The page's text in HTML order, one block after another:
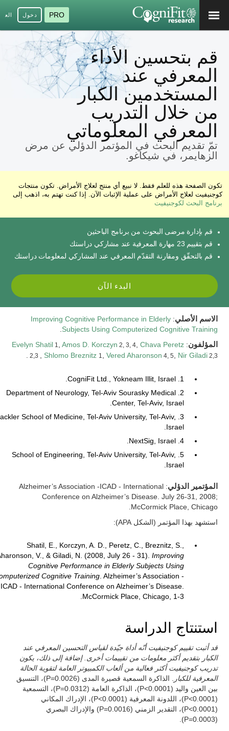
PRO دخول
قم بتحسين الأداء
المعرفي عند
المستخدمين الكبار
من خلال التدريب
المعرفي المعلوماتي
تمّ تقديم البحث في المؤتمر الدؤلي عن مرض
الزهايمر، في شيكاغو.
تكون الصفحة هذه للعلم فقط. لا نبيع أي منتج لعلاج الأمراض. تكون منتجات
كوجنيفيت لعلاج الأمراض على عملية الإثبات الآن. إذا كنت تهتم به، اذهب إلى
برنامج البحث لكوجنيفيت
قم بإدارة مرضى البحوث من برنامج الباحثين
قم بتقييم 23 مهارة المعرفية عند مشاركي دراستك
قم بالتحقّق ومقارنة التقدّم المعرفي عند المشاركي لمعلومات دراستك
البدء الآن
الاسم الأصلي:
Improving Cognitive Performance in Elderly
Subjects Using Computerized Cognitive Training
المؤلفون:
Evelyn Shatil 1 Amos D. Korczyn 2, 3, 4, Chava Peretz
2,3 Shlomo Breznitz 1 Vered Aharonson 4, 5 Nir Giladi2,3
1. CogniFit Ltd., Yokneam Illit, Israel.
2. Department of Neurology, Tel-Aviv Sourasky Medical
Center, Tel-Aviv, Israel.
Sackler School of Medicine, Tel-Aviv University, Tel-Aviv,
Israel.
4. NextSig, Israel.
5. School of Engineering, Tel-Aviv University, Tel-Aviv,
Israel.
المؤتمير الدؤلي : Alzheimer’s Association -ICAD - International
Conference on Alzheimer’s Disease. July 26-31, 2008;
McCormick Place, Chicago.
استشهد بهذا المؤتمر (الشكل APA):
Shatil, E., Korczyn, A. D., Peretz, C., Breznitz, S.,
V., & Giladi, N. (2008, July 26 - 31). Improving
Cognitive Performance in Elderly Subjects Using
Cognitive Training . Alzheimer’s Association -
ICAD - International Conference on Alzheimer’s Disease.
McCormick Place, Chicago, 1-3.
استنتاج الدراسة
قد أثبت تقييم كوجنيفيت أنّه أداة جيّدة لقياس التحسين المعرفي عند
الكبار بتقديم أكثر معلومات من تقييمات أخرى. إضافة إلى ذلك، يكون
تدريب كوجنيفيت أكثر فعالية من ألعاب الكمبيوتر العامة لتقوية الحالة
المعرفية للكبار
. الذاكرة السمعية قصيرة المدى (P=0.0026)، التنسيق
بين العين واليد (P<0.0001)، الذاكرة العامة (P=0.0312)، التسمعية
(P<0.0001)، اللدونة المعرفية (P<0.0001)، الإدراك المكاني
(P<0.0001)، التقدير الزمني (P=0.0016) والإدراك البصري
(P=0.0003).